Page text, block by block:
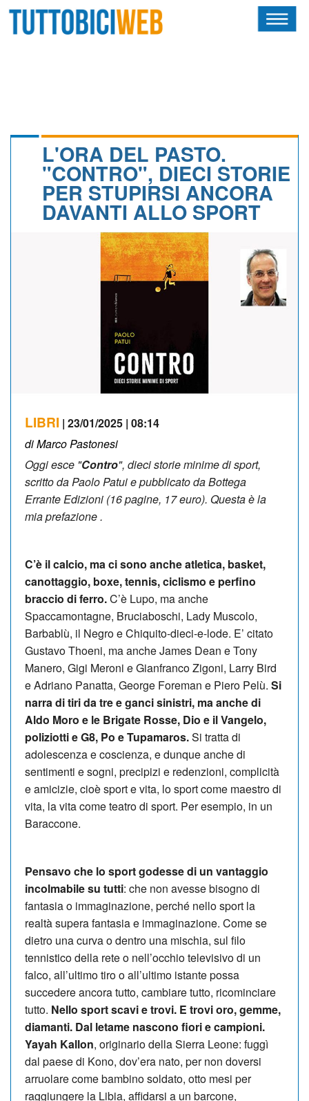
CALENDARIO
L'ORA DEL PASTO.
"CONTRO", DIECI STORIE
PER STUPIRSI ANCORA
DAVANTI ALLO SPORT
LIBRI | 23/01/2025 | 08:14
di Marco Pastonesi
Oggi esce "Contro", dieci storie minime di sport,
scritto da Paolo Patui e pubblicato da Bottega
Errante Edizioni (16 pagine, 17 euro). Questa è la
mia prefazione .
C’è il calcio, ma ci sono anche atletica, basket,
canottaggio, boxe, tennis, ciclismo e perfino
braccio di ferro.C’è Lupo, ma anche
Spaccamontagne, Bruciaboschi, Lady Muscolo,
Barbablù, il Negro e Chiquito-dieci-e-lode. E’ citato
Gustavo Thoeni, ma anche James Dean e Tony
Manero, Gigi Meroni e Gianfranco Zigoni, Larry Bird
e Adriano Panatta, George Foreman e Piero Pelù. Si
narra di tiri da tre e ganci sinistri, ma anche di
Aldo Moro e le Brigate Rosse, Dio e il Vangelo,
poliziotti e G8, Po e Tupamaros.Si tratta di
adolescenza e coscienza, e dunque anche di
sentimenti e sogni, precipizi e redenzioni, complicità
e amicizie, cioè sport e vita, lo sport come maestro di
vita, la vita come teatro di sport. Per esempio, in un
Baraccone.
Pensavo che lo sport godesse di un vantaggio
incolmabile su tutti: che non avesse bisogno di
fantasia o immaginazione, perché nello sport la
realtà supera fantasia e immaginazione. Come se
dietro una curva o dentro una mischia, sul filo
tennistico della rete o nell’occhio televisivo di un
falco, all’ultimo tiro o all’ultimo istante possa
succedere ancora tutto, cambiare tutto, ricominciare
tutto. Nello sport scavi e trovi. E trovi oro, gemme,
diamanti. Dal letame nascono fiori e campioni.
Yayah Kallon, originario della Sierra Leone: fuggì
dal paese di Kono, dov’era nato, per non doversi
arruolare come bambino soldato, otto mesi per
raggiungere la Libia, affidarsi a un barcone,